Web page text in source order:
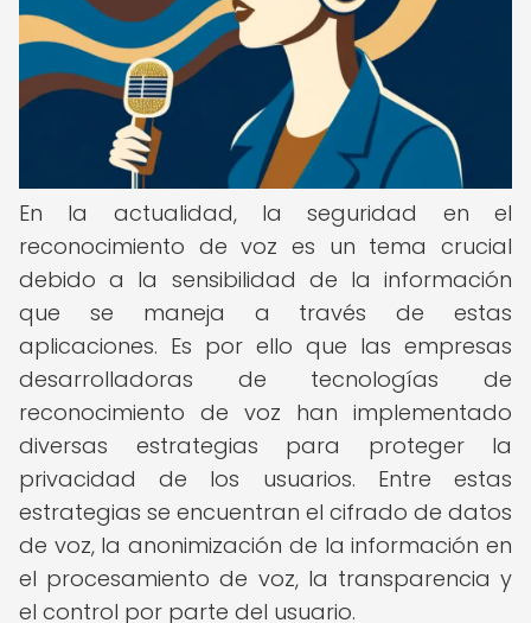
En la actualidad, la seguridad en el
reconocimiento de voz es un tema crucial
debido a la sensibilidad de la información
que se maneja a través de estas
aplicaciones. Es por ello que las empresas
desarrolladoras de tecnologías de
reconocimiento de voz han implementado
diversas estrategias para proteger la
privacidad de los usuarios. Entre estas
estrategias se encuentran el cifrado de datos
de voz, la anonimización de la información en
el procesamiento de voz, la transparencia y
el control por parte del usuario.